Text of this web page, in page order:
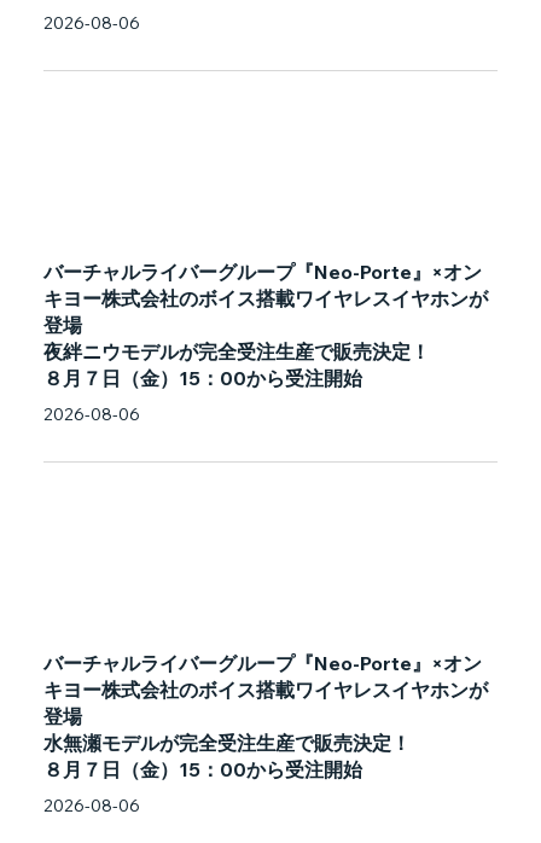
2026-08-06
バーチャルライバーグループ『Neo-Porte』×オン
キヨー株式会社のボイス搭載ワイヤレスイヤホンが
登場
夜絆ニウモデルが完全受注生産で販売決定！
８月７日（金）15：00から受注開始
2026-08-06
バーチャルライバーグループ『Neo-Porte』×オン
キヨー株式会社のボイス搭載ワイヤレスイヤホンが
登場
水無瀬モデルが完全受注生産で販売決定！
８月７日（金）15：00から受注開始
2026-08-06